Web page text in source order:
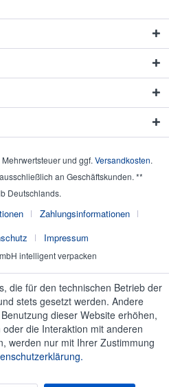
und ggf. Versandkosten.
an Geschäftskunden. **
Deutschlands.
Zahlungsinformationen
Impressum
intelligent verpacken
die für den technischen Betrieb der
stets gesetzt werden. Andere
dieser Website erhöhen,
die Interaktion mit anderen
werden nur mit Ihrer Zustimmung